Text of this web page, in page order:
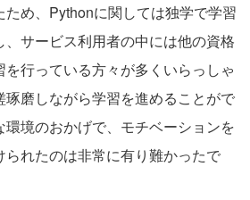
め、Pythonに関しては独学で学習
、サービス利用者の中には他の資格
行っている方々が多くいらっしゃ
琢磨しながら学習を進めることがで
環境のおかげで、モチベーションを
れたのは非常に有り難かったで